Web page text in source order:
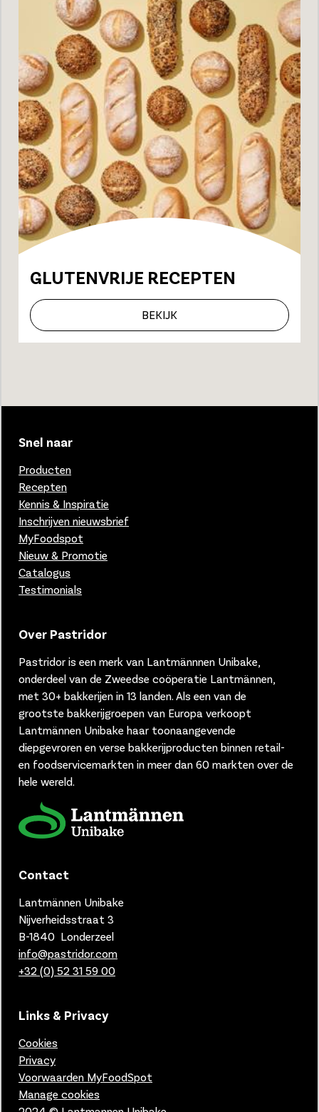
GLUTENVRIJE RECEPTEN
BEKIJK
Snel naar
Producten
Recepten
Kennis & Inspiratie
Inschrijven nieuwsbrief
MyFoodspot
Nieuw & Promotie
Catalogus
Testimonials
Over Pastridor
Pastridor is een merk van Lantmännnen Unibake,
onderdeel van de Zweedse coöperatie Lantmännen,
met 30+ bakkerijen in 13 landen. Als een van de
grootste bakkerijgroepen van Europa verkoopt
Lantmännen Unibake haar toonaangevende
diepgevroren en verse bakkerijproducten binnen retail-
en foodservicemarkten in meer dan 60 markten over de
hele wereld.
Contact
Lantmännen Unibake
Nijverheidsstraat 3
B-1840 Londerzeel
info@pastridor.com
+32 (0) 52 31 59 00
Links & Privacy
Cookies
Privacy
Voorwaarden MyFoodSpot
Manage cookies